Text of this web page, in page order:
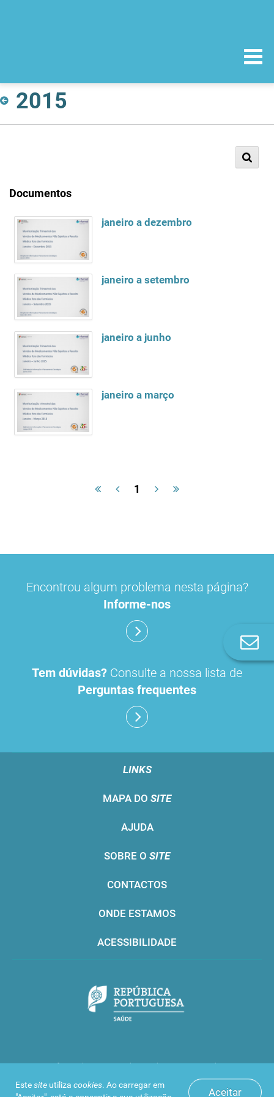
2015
Documentos
janeiro a dezembro
janeiro a setembro
janeiro a junho
janeiro a março
1
Aceitar
Estesite utiliza cookies. Ao carregar em
Encontrou algum problema nesta página?
Informe-nos
Tem dúvidas? Consulte a nossa lista de
Perguntas frequentes
LINKS
MAPA DO SITE
AJUDA
SOBRE O SITE
CONTACTOS
ONDE ESTAMOS
ACESSIBILIDADE
Infarmed © 2016. Todos os direitos reservados